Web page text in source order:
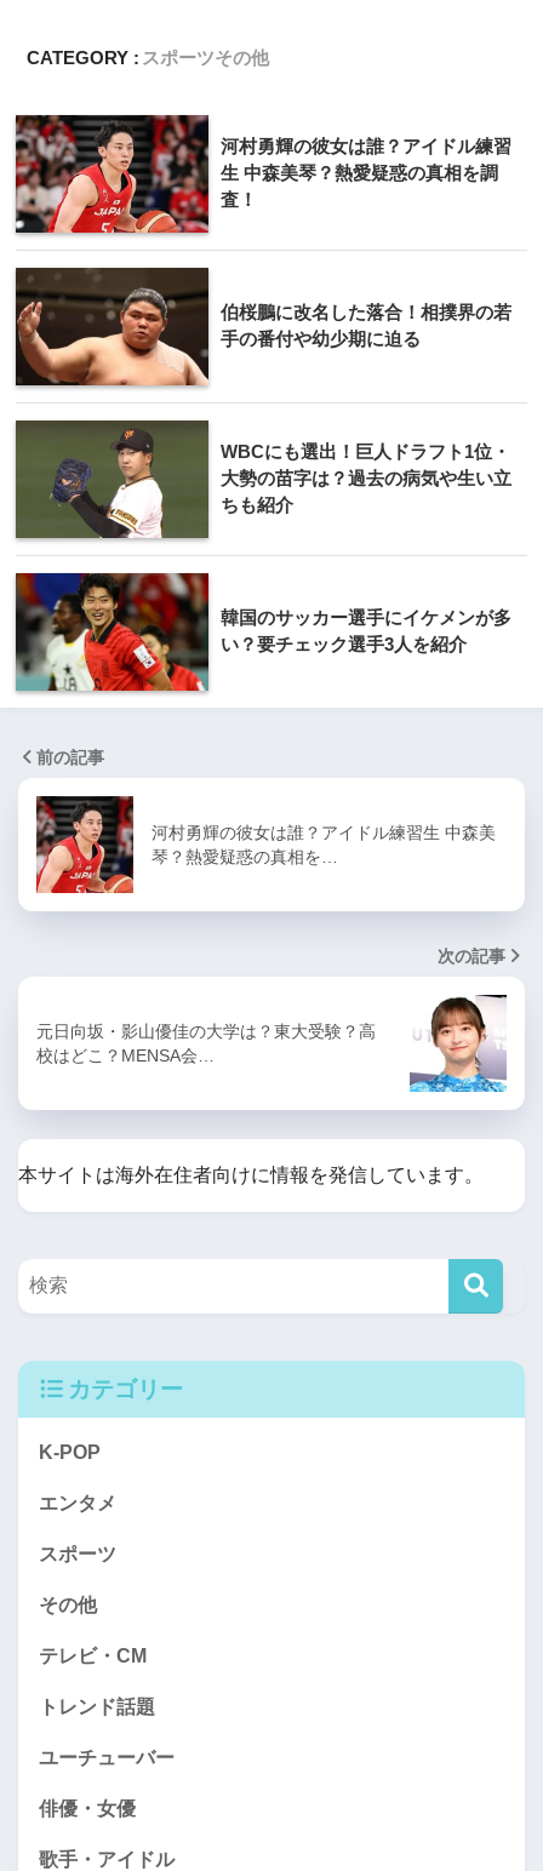
CATEGORY : スポーツその他
河村勇輝の彼女は誰？アイドル練習
生 中森美琴？熱愛疑惑の真相を調
査！
伯桜鵬に改名した落合！相撲界の若
手の番付や幼少期に迫る
WBCにも選出！巨人ドラフト1位・
大勢の苗字は？過去の病気や生い立
ちも紹介
韓国のサッカー選手にイケメンが多
い？要チェック選手3人を紹介
前の記事
河村勇輝の彼女は誰？アイドル練習生 中森美
琴？熱愛疑惑の真相を…
次の記事
元日向坂・影山優佳の大学は？東大受験？高
校はどこ？MENSA会…
本サイトは海外在住者向けに情報を発信しています。
カテゴリー
K-POP
エンタメ
スポーツ
その他
テレビ・CM
トレンド話題
ユーチューバー
俳優・女優
歌手・アイドル